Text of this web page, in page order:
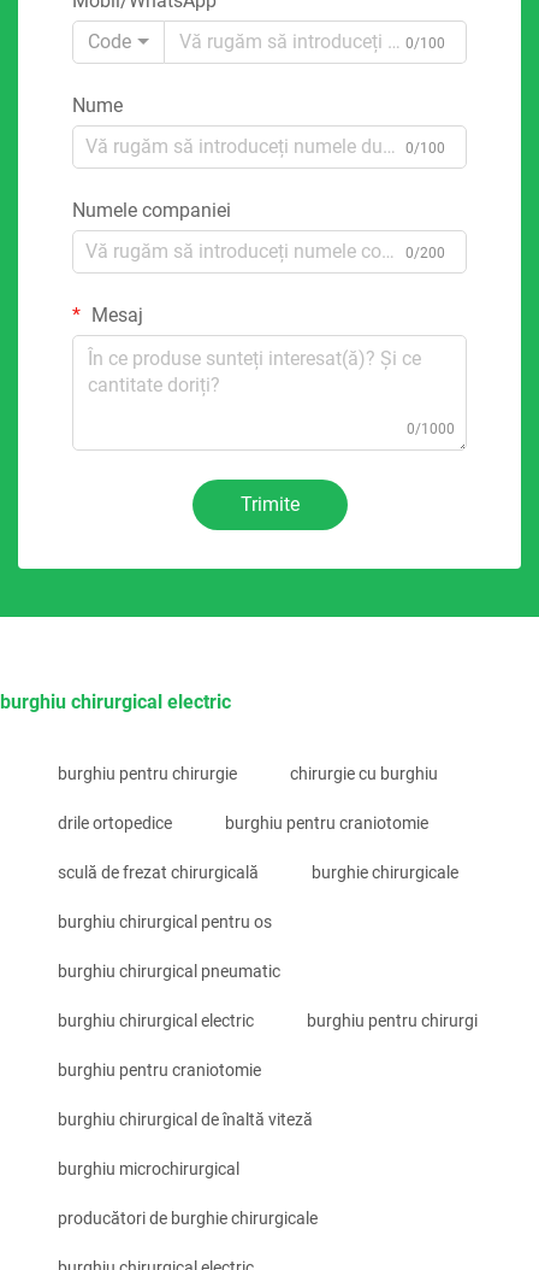
Code
0/100
Nume
0/100
Numele companiei
0/200
Mesaj
0/1000
Trimite
burghiu chirurgical electric
burghiu pentru chirurgie chirurgie cu burghiu
drile ortopedice burghiu pentru craniotomie
sculă de frezat chirurgicală burghie chirurgicale
burghiu chirurgical pentru os
burghiu chirurgical pneumatic
burghiu chirurgical electric burghiu pentru chirurgi
burghiu pentru craniotomie
burghiu chirurgical de înaltă viteză
burghiu microchirurgical
producători de burghie chirurgicale